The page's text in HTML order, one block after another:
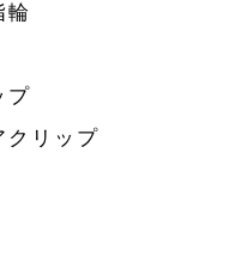
輪
プ
クリップ